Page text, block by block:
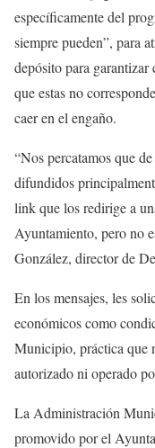
específicamente del
siempre pueden”, para
depósito para garantizar
que estas no
caer en el engaño.
“Nos percatamos que
difundidos
link que los redirige a
Ayuntamiento, pero no
González, director de
En los mensajes, les
económicos como
Municipio, práctica que
autorizado ni operado
La Administración
promovido por el